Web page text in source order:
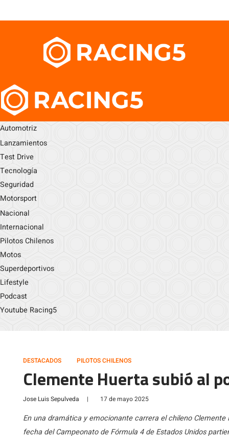
Automotriz
Lanzamientos
Test Drive
Tecnología
Seguridad
Motorsport
Nacional
Internacional
Pilotos Chilenos
Motos
Superdeportivos
Lifestyle
Podcast
Youtube Racing5
DESTACADOS PILOTOS CHILENOS
Clemente Huerta subió al
Jose Luis Sepulveda | 17 de mayo 2025
En una dramática y emocionante carrera el chileno
fecha del Campeonato de Fórmula 4 de Estados Unidos